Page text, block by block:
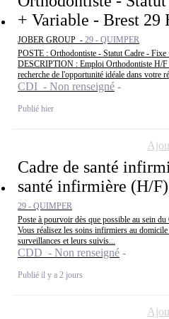
+ Variable - Brest 29
JOBER GROUP - 29 - QUIMPER
POSTE : Orthodontiste - Statut Cadre -
DESCRIPTION : Emploi Orthodontiste H/F
recherche de l'opportunité idéale dans votre
CDI - Non renseigné
Publié hier
Cadre de santé
santé infirmière (H/F)
29 - QUIMPER
Poste à pourvoir dès que possible au sein
Vous réalisez les soins infirmiers au domicile
surveillances et leurs suivis...
CDD - Non renseigné
Publié il y a 2 jours